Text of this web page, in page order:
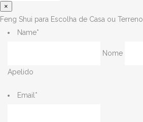
×
Feng Shui para Escolha de Casa ou Terreno
Name*
Nome
Apelido
Email *